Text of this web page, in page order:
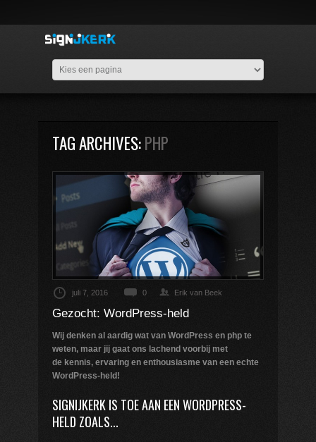
TAG ARCHIVES:PHP
juli 7, 2016 0 Erik van Beek
Gezocht: WordPress-held
Wij denken al aardig wat van WordPress en php te
weten, maar jij gaat ons lachend voorbij met
de kennis, ervaring en enthousiasme van een echte
WordPress-held!
SIGNIJKERK IS TOE AAN EEN WORDPRESS-
HELD ZOALS...